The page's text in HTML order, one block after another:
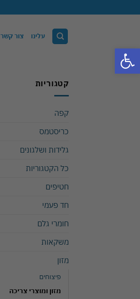
פתח סרגל נגישות
to
עלינו צור קשר
קטגוריות
קפה
כריסטמס
גלידות ושלגונים
כל הקטגוריות
חטיפים
חד פעמי
חומרי גלם
משקאות
מזון
פיצוחים
מזון ומוצרי צריכה